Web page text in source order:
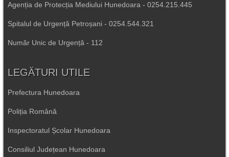
Agenția de Protecția Mediului Hunedoara - 0254.215.445
Spitalul de Urgență Petroșani - 0254.544.321
Număr Unic de Urgență - 112
LEGĂTURI UTILE
Prefectura Hunedoara
Poliția Română
Inspectoratul Școlar Hunedoara
Consiliul Județean Hunedoara